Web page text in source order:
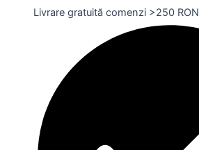
Livrare gratuită comenzi >250 RON